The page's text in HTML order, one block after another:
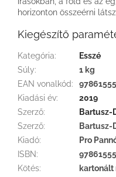
horizonton összeérni
Kiegészítő
Kategória:
Esszé
Súly:
1 kg
EAN vonalkód:
Kiadási év:
2019
Szerző:
Bartusz-
Szerző:
Bartusz-
Kiadó:
Pro
ISBN:
Kötés:
kartonált